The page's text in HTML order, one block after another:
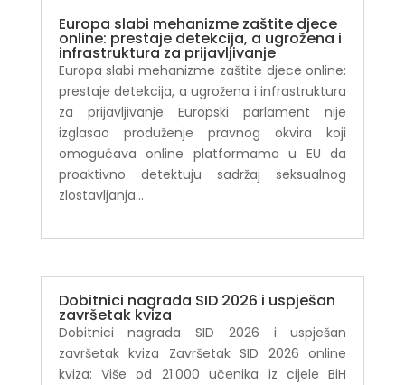
Europa slabi mehanizme zaštite djece
online: prestaje detekcija, a ugrožena i
infrastruktura za prijavljivanje
Europa slabi mehanizme zaštite djece online:
prestaje detekcija, a ugrožena i infrastruktura
za prijavljivanje Europski parlament nije
izglasao produženje pravnog okvira koji
omogućava online platformama u EU da
proaktivno detektuju sadržaj seksualnog
zlostavljanja...
Dobitnici nagrada SID 2026 i uspješan
završetak kviza
Dobitnici nagrada SID 2026 i uspješan
završetak kviza Završetak SID 2026 online
kviza: Više od 21.000 učenika iz cijele BiH